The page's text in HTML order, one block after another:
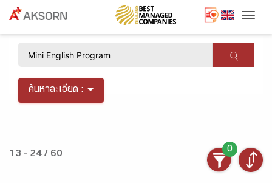
ค้นหาละเอียด :
13 - 24 / 60
0